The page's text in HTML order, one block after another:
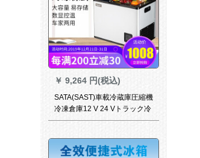
￥ 9,264 円(税込)
SATA(SAST)車載冷蔵庫圧縮機
冷凍倉庫12 V 24 Vトラック冷
凍小型冷蔵車家兼用18 Lコー